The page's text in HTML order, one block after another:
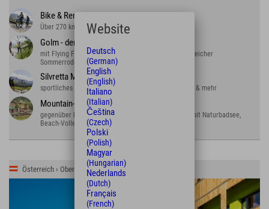
Bike & Rennrad
Über 270 km Strecke im Tal und auf dem Berg
Golm - der Erlebnisberg
mit Flying Fox über Stausee, Kletterwald und kurvenreicher
Sommerrodelbahn
Silvretta Montafon
sportliches Alpental: wandern, biken, rodeln, klettern & mehr
Mountain-Beach
gegenüber Explorer Hotel Montafon. Tolles Freibad mit Naturbadsee,
Beach-Volleyball und Blobbing.
Österreich › Oberösterreich › Stodertal
Website
Deutsch
(German)
English
(English)
Italiano
(Italian)
Čeština
(Czech)
Polski
(Polish)
Magyar
(Hungarian)
Nederlands
(Dutch)
Français
(French)